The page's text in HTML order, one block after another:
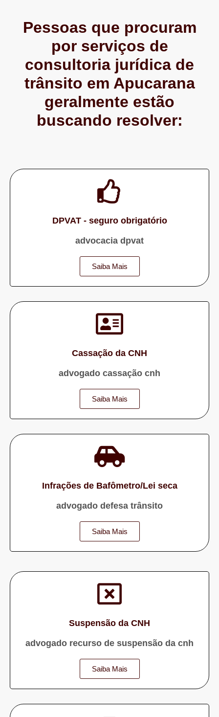
Pessoas que procuram
por serviços de
consultoria jurídica de
trânsito em Apucarana
geralmente estão
buscando resolver:
DPVAT - seguro obrigatório
advocacia dpvat
Saiba Mais
Cassação da CNH
advogado cassação cnh
Saiba Mais
Infrações de Bafômetro/Lei seca
advogado defesa trânsito
Saiba Mais
Suspensão da CNH
advogado recurso de suspensão da cnh
Saiba Mais